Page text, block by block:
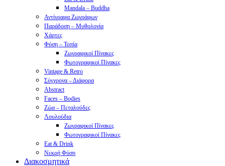
Mandala – Buddha
Αντίγραφα Ζωγράφων
Παράδοση – Μυθολογία
Χάρτες
Φύση – Τοπία
Ζωγραφικοί Πίνακες
Φωτογραφικοί Πίνακες
Vintage & Retro
Σύγχρονα – Διάφορα
Abstract
Faces – Bodies
Ζώα – Πεταλούδες
Λουλούδια
Ζωγραφικοί Πίνακες
Φωτογραφικοί Πίνακες
Eat & Drink
Νεκρή Φύση
Διακοσμητικά